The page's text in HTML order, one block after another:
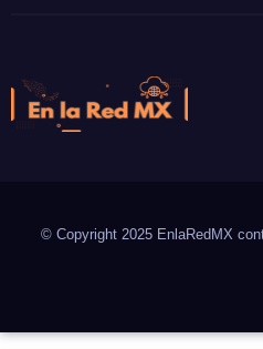
© Copyright 2025 EnlaRedMX